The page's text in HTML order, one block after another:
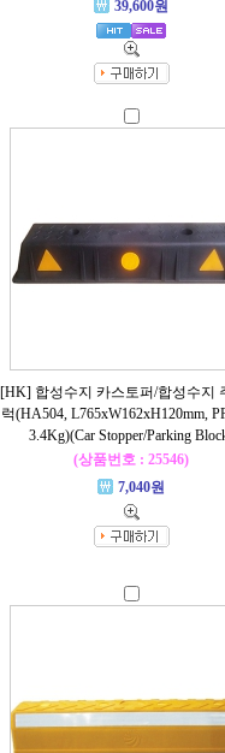
39,600원
[HK] 합성수지 카스토퍼/합성수지
럭(HA504, L765xW162xH120mm,
3.4Kg)(Car Stopper/Parking
(상품번호 : 25546)
7,040원